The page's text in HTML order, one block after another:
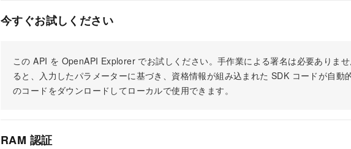
今すぐお試しください
この API を OpenAPI Explorer でお試しください。手作業による署名は必要ありま
ると、入力したパラメーターに基づき、資格情報が組み込まれた SDK コードが自動
のコードをダウンロードしてローカルで使用できます。
RAM 認証